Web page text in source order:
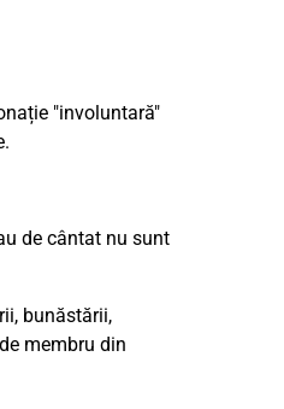
"involuntară"
de cântat nu sunt
bunăstării,
membru din